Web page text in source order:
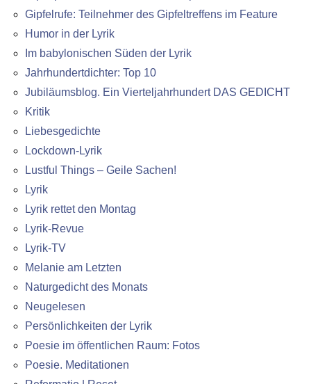
Gipfelrufe: Teilnehmer des Gipfeltreffens im Feature
Humor in der Lyrik
Im babylonischen Süden der Lyrik
Jahrhundertdichter: Top 10
Jubiläumsblog. Ein Vierteljahrhundert DAS GEDICHT
Kritik
Liebesgedichte
Lockdown-Lyrik
Lustful Things – Geile Sachen!
Lyrik
Lyrik rettet den Montag
Lyrik-Revue
Lyrik-TV
Melanie am Letzten
Naturgedicht des Monats
Neugelesen
Persönlichkeiten der Lyrik
Poesie im öffentlichen Raum: Fotos
Poesie. Meditationen